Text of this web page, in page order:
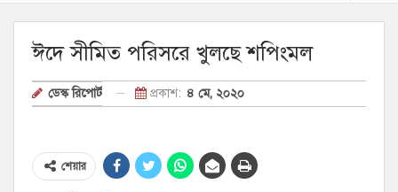
ঈদে সীমিত পরিসরে খুলছে শপিংমল
ডেস্ক রিপোর্ট প্রকাশ: ৪ মে, ২০২০
শেয়ার